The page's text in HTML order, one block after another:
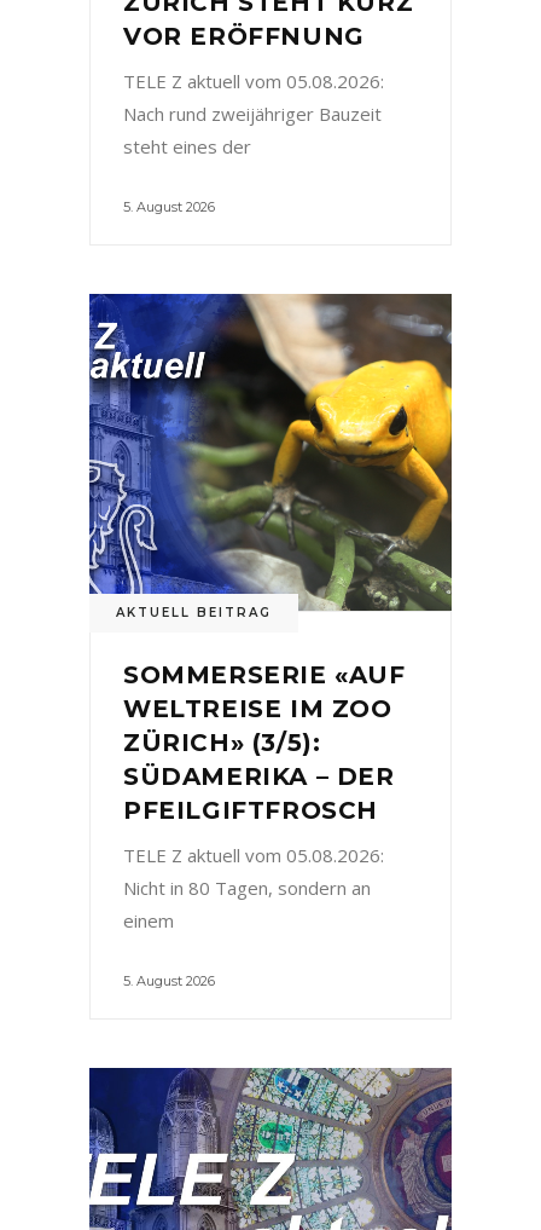
VOR ERÖFFNUNG
TELE Z aktuell vom 05.08.2026:
Nach rund zweijähriger Bauzeit
steht eines der
5. August 2026
AKTUELL BEITRAG
SOMMERSERIE «AUF
WELTREISE IM ZOO
ZÜRICH» (3/5):
SÜDAMERIKA – DER
PFEILGIFTFROSCH
TELE Z aktuell vom 05.08.2026:
Nicht in 80 Tagen, sondern an
einem
5. August 2026